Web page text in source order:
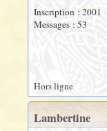
Inscription : 2001
Messages : 53
Hors ligne
Lambertine